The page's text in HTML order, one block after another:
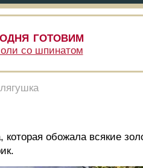
готовим
со шпинатом
обожала всякие